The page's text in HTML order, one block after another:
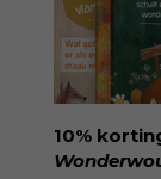
kunnen
liefdevolle
voor
via:
10%